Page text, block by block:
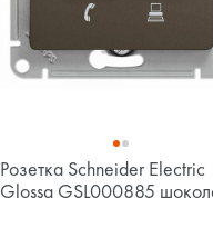
Розетка Schneider Electric
Glossa GSL000885